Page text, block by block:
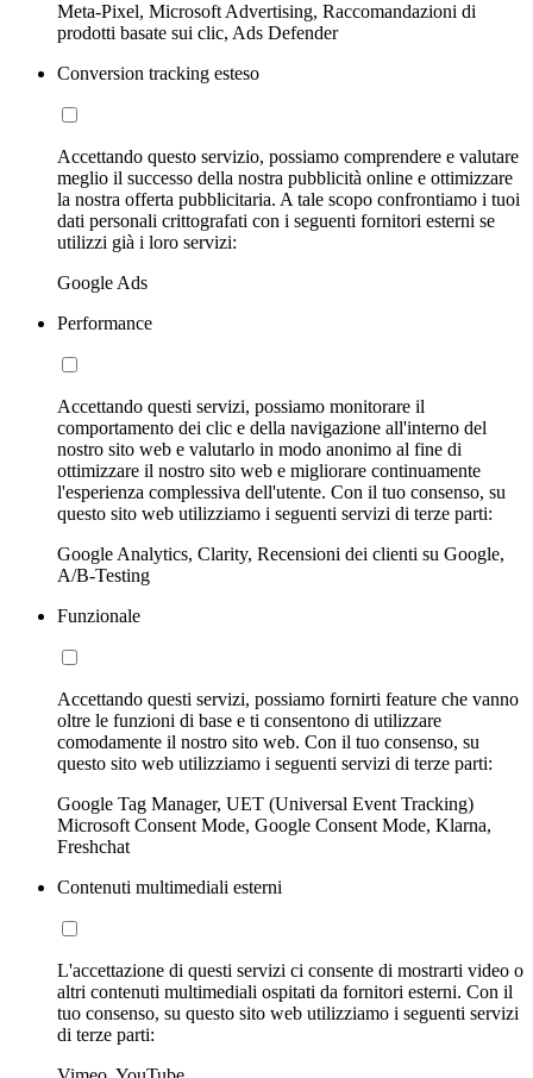
Meta-Pixel, Microsoft Advertising, Raccomandazioni di
prodotti basate sui clic, Ads Defender
Conversion tracking esteso
Accettando questo servizio, possiamo comprendere e valutare
meglio il successo della nostra pubblicità online e ottimizzare
la nostra offerta pubblicitaria. A tale scopo confrontiamo i tuoi
dati personali crittografati con i seguenti fornitori esterni se
utilizzi già i loro servizi:
Google Ads
Performance
Accettando questi servizi, possiamo monitorare il
comportamento dei clic e della navigazione all'interno del
nostro sito web e valutarlo in modo anonimo al fine di
ottimizzare il nostro sito web e migliorare continuamente
l'esperienza complessiva dell'utente. Con il tuo consenso, su
questo sito web utilizziamo i seguenti servizi di terze parti:
Google Analytics, Clarity, Recensioni dei clienti su Google,
A/B-Testing
Funzionale
Accettando questi servizi, possiamo fornirti feature che vanno
oltre le funzioni di base e ti consentono di utilizzare
comodamente il nostro sito web. Con il tuo consenso, su
questo sito web utilizziamo i seguenti servizi di terze parti:
Google Tag Manager, UET (Universal Event Tracking)
Microsoft Consent Mode, Google Consent Mode, Klarna,
Freshchat
Contenuti multimediali esterni
L'accettazione di questi servizi ci consente di mostrarti video o
altri contenuti multimediali ospitati da fornitori esterni. Con il
tuo consenso, su questo sito web utilizziamo i seguenti servizi
di terze parti: